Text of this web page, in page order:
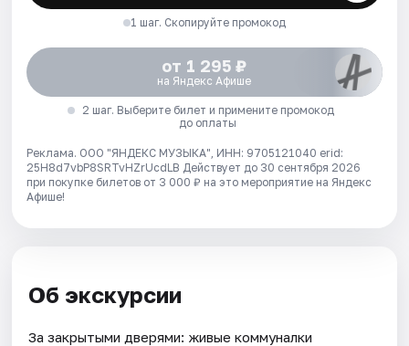
1 шаг. Скопируйте промокод
от 1 295 ₽
на Яндекс Афише
2 шаг. Выберите билет и примените промокод
до оплаты
Реклама. ООО "ЯНДЕКС МУЗЫКА", ИНН: 9705121040 erid:
25H8d7vbP8SRTvHZrUcdLB Действует до 30 сентября 2026
при покупке билетов от 3 000 ₽ на это мероприятие на Яндекс
Афише!
Об экскурсии
За закрытыми дверями: живые коммуналки